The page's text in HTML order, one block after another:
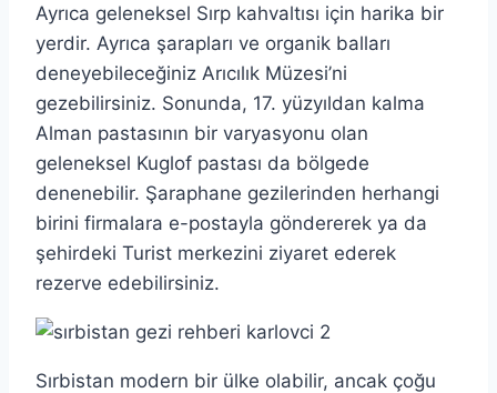
Ayrıca geleneksel Sırp kahvaltısı için harika bir
yerdir. Ayrıca şarapları ve organik balları
deneyebileceğiniz Arıcılık Müzesi’ni
gezebilirsiniz. Sonunda, 17. yüzyıldan kalma
Alman pastasının bir varyasyonu olan
geleneksel Kuglof pastası da bölgede
denenebilir. Şaraphane gezilerinden herhangi
birini firmalara e-postayla göndererek ya da
şehirdeki Turist merkezini ziyaret ederek
rezerve edebilirsiniz.
Sırbistan modern bir ülke olabilir, ancak çoğu